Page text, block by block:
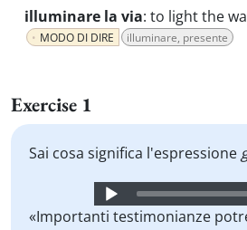
illuminare la via: to light the
MODO DI DIRE illuminare, presente
Exercise 1
Sai cosa significa l'espressione
Audio
Player
«Importanti testimonianze